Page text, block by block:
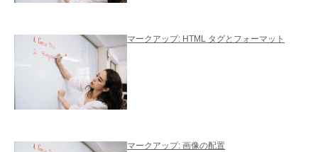
マークアップ: HTML タグとフォーマット
マークアップ: 画像の配置